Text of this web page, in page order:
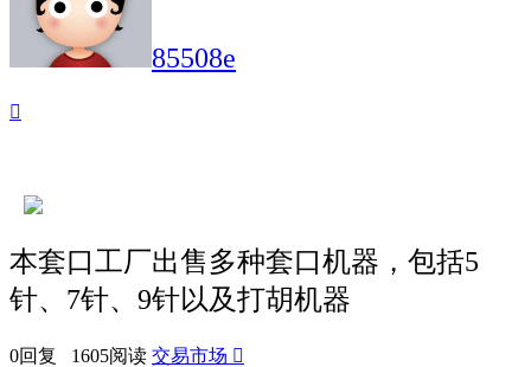
85508e

本套口工厂出售多种套口机器，包括5
针、7针、9针以及打胡机器
0回复 1605阅读 交易市场 